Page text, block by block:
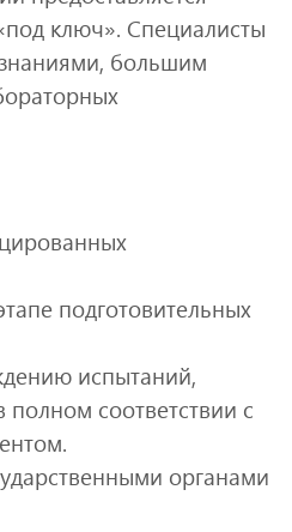
ключ». Специалисты
большим
подготовительных
испытаний,
полном соответствии с
органами